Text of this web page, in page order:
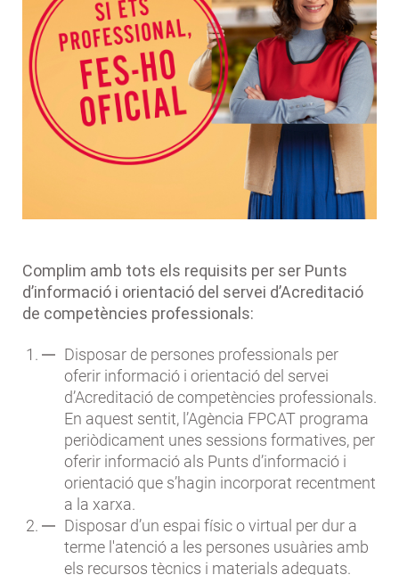
Complim amb tots els requisits per ser Punts
d’informació i orientació del servei d’Acreditació
de competències professionals:
Disposar de persones professionals per
oferir informació i orientació del servei
d’Acreditació de competències professionals.
En aquest sentit, l’Agència FPCAT programa
periòdicament unes sessions formatives, per
oferir informació als Punts d’informació i
orientació que s’hagin incorporat recentment
a la xarxa.
Disposar d’un espai físic o virtual per dur a
terme l'atenció a les persones usuàries amb
els recursos tècnics i materials adequats.